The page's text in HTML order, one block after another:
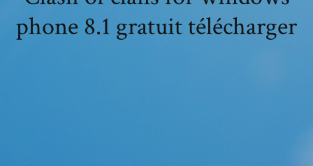
phone 8.1 gratuit télécharger